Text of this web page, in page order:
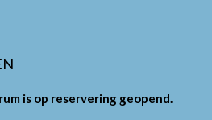
is op reservering geopend.